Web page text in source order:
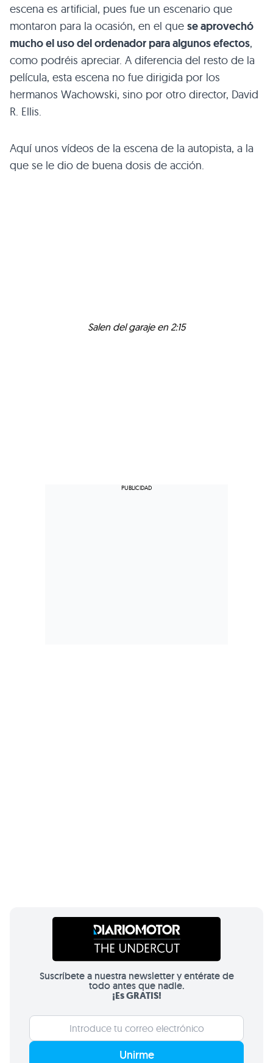
escena es artificial, pues fue un escenario que
montaron para la ocasión, en el que se aprovechó
mucho el uso del ordenador para algunos efectos,
como podréis apreciar. A diferencia del resto de la
película, esta escena no fue dirigida por los
hermanos Wachowski, sino por otro director, David
R. Ellis.
Aquí unos vídeos de la escena de la autopista, a la
que se le dio de buena dosis de acción.
Salen del garaje en 2:15
Suscríbete a nuestra newsletter y entérate de
todo antes que nadie.
¡Es GRATIS!
Unirme